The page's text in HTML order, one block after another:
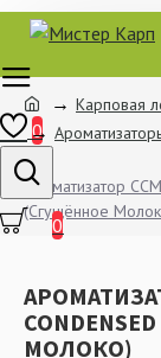
0
0
Карповая
Ароматизатор
(Сгущённое
МОЛОКО)